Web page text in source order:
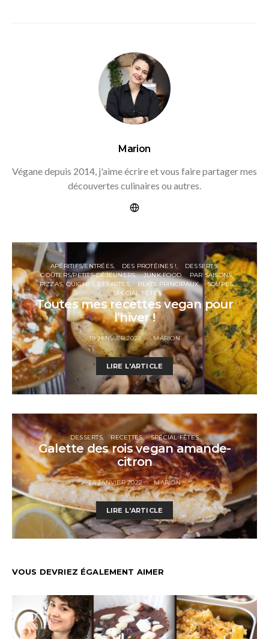
Marion
Végane depuis 2014, j'aime écrire et vous faire partager mes
découvertes culinaires ou autres.
APÉRITIFS/ENTRÉES DES PROTÉINES !
DESSERTS
GOÛTERS/PETITS-DÉJEUNERS
JUNK FOOD
PAR SAISONS
PIZZAS, QUICHES ET TARTES
PLATS PRINCIPAUX
SOUPES
SPÉCIAL FÊTES
Toutes mes recettes vegan pour
l’hiver !
19 JANVIER 2022 MARION
LIRE L'ARTICLE
DESSERTS RECETTES SPÉCIAL FÊTES
Galette des rois vegan amande-
citron
24 JANVIER 2022 MARION
LIRE L'ARTICLE
VOUS DEVRIEZ ÉGALEMENT AIMER